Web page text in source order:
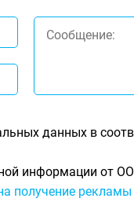
данных в
информации от
получение рекламы